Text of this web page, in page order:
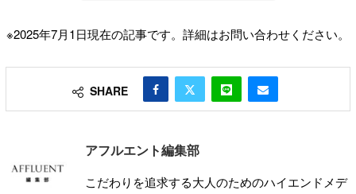
※2025年7月1日現在の記事です。詳細はお問い合わせください。
SHARE
アフルエント編集部
こだわりを追求する大人のためのハイエンドメデ